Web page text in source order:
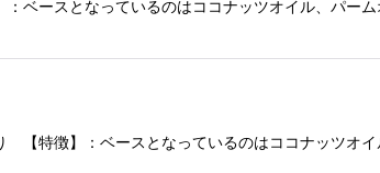
ベースとなっているのはココナッツオイル、パー
【特徴】：ベースとなっているのはココナッツオ